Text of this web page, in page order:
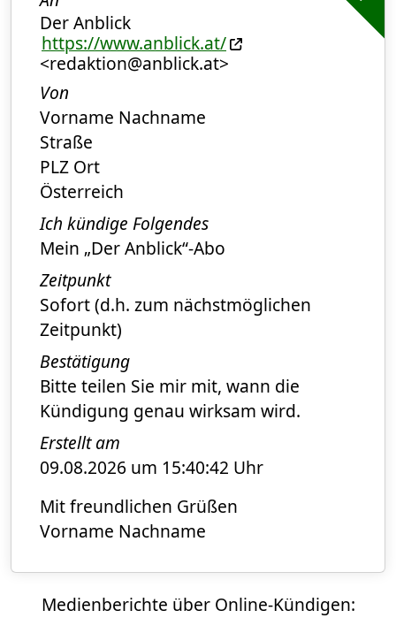
Der Anblick
https://www.anblick.at/
<redaktion@anblick.at>
Von
Vorname Nachname
Straße
PLZ Ort
Österreich
Ich kündige Folgendes
Mein „Der Anblick“-Abo
Zeitpunkt
Sofort (d.h. zum nächstmöglichen
Zeitpunkt)
Bestätigung
Bitte teilen Sie mir mit, wann die
Kündigung genau wirksam wird.
Erstellt am
09.08.2026 um 15:40:42 Uhr
Mit freundlichen Grüßen
Vorname Nachname
Medienberichte über Online-Kündigen: